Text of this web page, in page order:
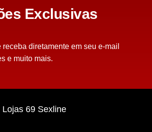
Exclusivas
diretamente em seu e-mail
e muito mais.
Lojas 69 Sexline